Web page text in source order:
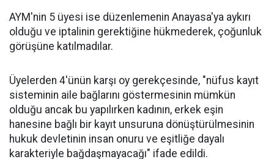
AYM'nin 5 üyesi ise düzenlemenin Anayasa'ya aykırı
olduğu ve iptalinin gerektiğine hükmederek, çoğunluk
görüşüne katılmadılar.
Üyelerden 4'ünün karşı oy gerekçesinde, "nüfus kayıt
sisteminin aile bağlarını göstermesinin mümkün
olduğu ancak bu yapılırken kadının, erkek eşin
hanesine bağlı bir kayıt unsuruna dönüştürülmesinin
hukuk devletinin insan onuru ve eşitliğe dayalı
karakteriyle bağdaşmayacağı" ifade edildi.